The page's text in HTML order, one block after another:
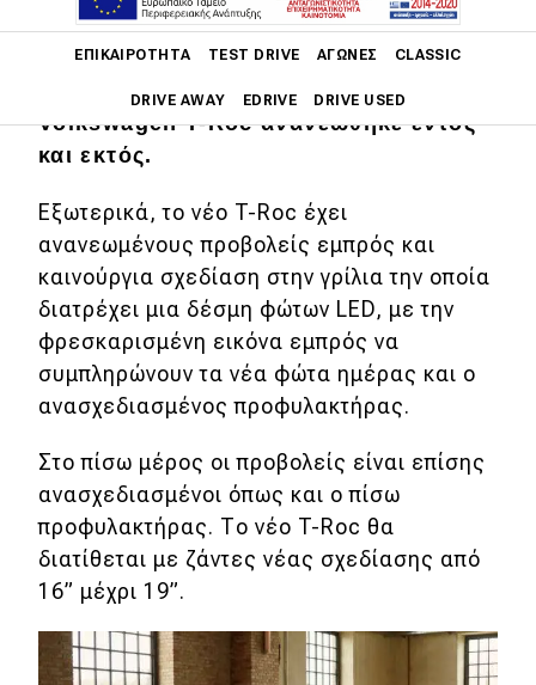
ΕΠΙΚΑΙΡΌΤΗΤΑ TEST DRIVE ΑΓΏΝΕΣ CLASSIC
DRIVE AWAY EDRIVE DRIVE USED
Main navigation
Νέα μοντέλα
Πρωτότυπα
Ελλάδα
Κόσμος
Τεχνολογία
Ασφάλεια
Αγορά
Απόψεις
Test Drive
Τέσσερα χρόνια μετά τη πρώτη
κυκλοφορία του και με περισσότερες
από 1 εκατ. πωλήσεις παγκοσμίως το
Volkswagen T-Roc ανανεώθηκε εντός
και εκτός.
Εξωτερικά, το νέο T-Roc έχει
ανανεωμένους προβολείς εμπρός και
καινούργια σχεδίαση στην γρίλια την οποία
διατρέχει μια δέσμη φώτων LED, με την
φρεσκαρισμένη εικόνα εμπρός να
συμπληρώνουν τα νέα φώτα ημέρας και ο
ανασχεδιασμένος προφυλακτήρας.
Στο πίσω μέρος οι προβολείς είναι επίσης
ανασχεδιασμένοι όπως και ο πίσω
προφυλακτήρας. Το νέο T-Roc θα
διατίθεται με ζάντες νέας σχεδίασης από
16” μέχρι 19”.